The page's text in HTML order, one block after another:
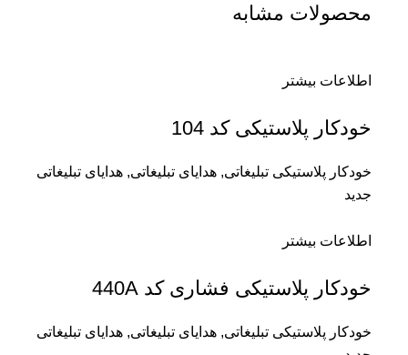
محصولات مشابه
اطلاعات بیشتر
خودکار پلاستیکی کد 104
خودکار پلاستیکی تبلیغاتی, هدایای تبلیغاتی, هدایای تبلیغاتی
جدید
اطلاعات بیشتر
خودکار پلاستیکی فشاری کد 440A
خودکار پلاستیکی تبلیغاتی, هدایای تبلیغاتی, هدایای تبلیغاتی